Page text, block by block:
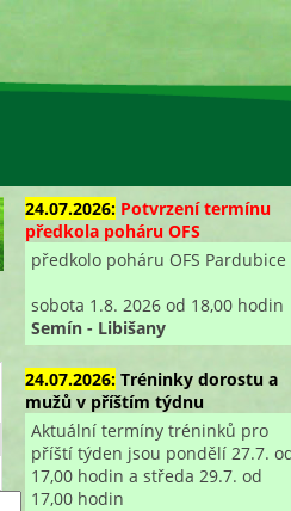
24.07.2026: Potvrzení termínu
předkola poháru OFS
předkolo poháru OFS Pardubice
sobota 1.8. 2026 od 18,00 hodin
Semín - Libišany
24.07.2026: Tréninky dorostu a
mužů v příštím týdnu
Aktuální termíny tréninků pro
příští týden jsou pondělí 27.7.
17,00 hodin a středa 29.7. od
17,00 hodin